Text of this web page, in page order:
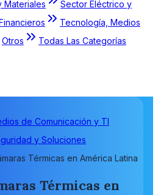
Materiales
Sector Eléctrico y
Tecnología, Medios
Otros
Todas Las Categorías
de Comunicación y TI
y Soluciones
Térmicas en América Latina
Térmicas en